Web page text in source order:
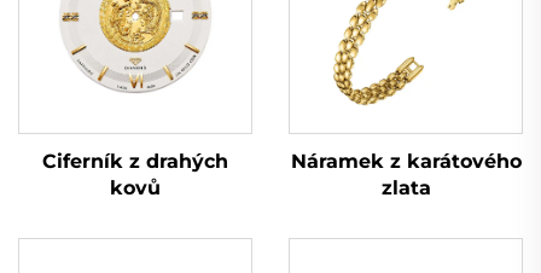
Ciferník z drahých
kovů
Náramek z karátového
zlata